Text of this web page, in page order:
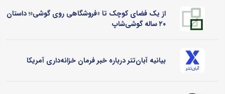
از یک فضای کوچک تا «فروشگاهی روی گوشی»؛ داستان
۲۰ ساله گوشی‌شاپ
بیانیه آبان‌تتر درباره خبر فرمان خزانه‌داری آمریکا